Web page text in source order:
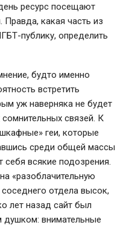
ресурс посещают
Правда, какая часть из
публику, определить
будто именно
встретить
уж наверняка не будет
связей. К
геи, которые
среди общей массы
всякие подозрения.
«разоблачительную
отдела высок,
лет назад сайт был
душком: внимательные